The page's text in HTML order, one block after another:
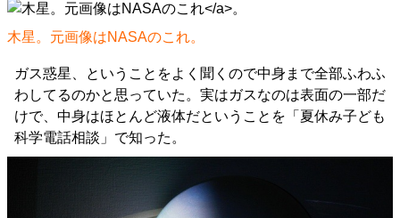
木星。元画像はNASAのこれ。
ガス惑星、ということをよく聞くので中身まで全部ふわふ
わしてるのかと思っていた。実はガスなのは表面の一部だ
けで、中身はほとんど液体だということを「夏休み子ども
科学電話相談」で知った。